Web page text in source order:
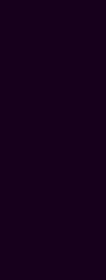
ist neben der
Nachsorge
zahnärztliche
Kontrollen.
des
das umgebende
bei natürlichen
Zahnersatz
Umgebung
(Beläge)
des
können diese
Bei Bedarf
werden, um
Kieferknochen zu
professionelle
Durch die